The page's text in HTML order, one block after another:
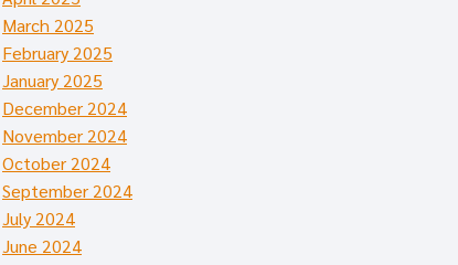
March 2025
February 2025
January 2025
December 2024
November 2024
October 2024
September 2024
July 2024
June 2024